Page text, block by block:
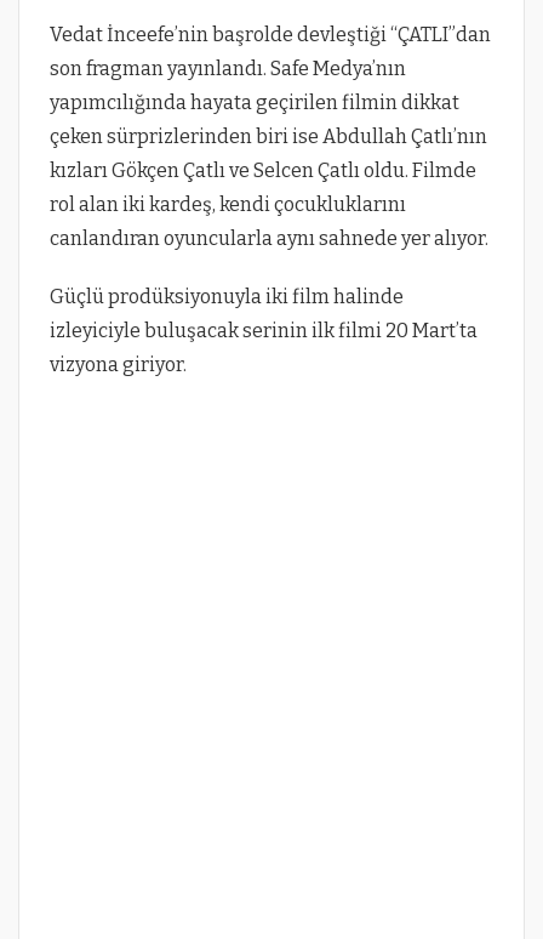
Vedat İnceefe’nin başrolde devleştiği “ÇATLI”dan
son fragman yayınlandı. Safe Medya’nın
yapımcılığında hayata geçirilen filmin dikkat
çeken sürprizlerinden biri ise Abdullah Çatlı’nın
kızları Gökçen Çatlı ve Selcen Çatlı oldu. Filmde
rol alan iki kardeş, kendi çocukluklarını
canlandıran oyuncularla aynı sahnede yer alıyor.
Güçlü prodüksiyonuyla iki film halinde
izleyiciyle buluşacak serinin ilk filmi 20 Mart’ta
vizyona giriyor.